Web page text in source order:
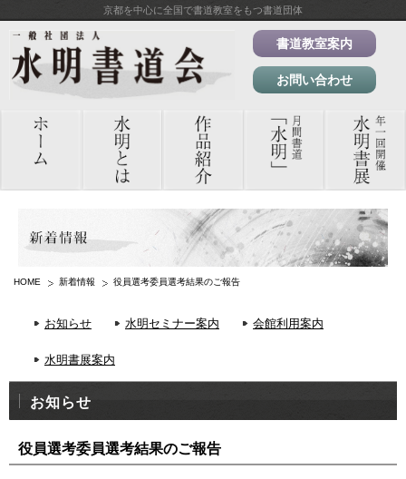
京都を中心に全国で書道教室をもつ書道団体
書道教室案内
お問い合わせ
HOME 新着情報 役員選考委員選考結果のご報告
お知らせ 水明セミナー案内 会館利用案内
水明書展案内
お知らせ
役員選考委員選考結果のご報告